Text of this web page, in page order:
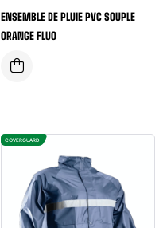
ENSEMBLE DE PLUIE PVC SOUPLE
ORANGE FLUO
COVERGUARD